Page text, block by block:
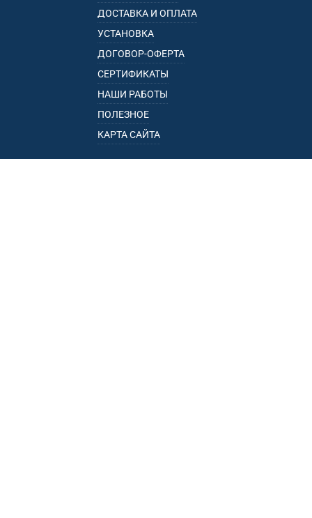
ДОСТАВКА И ОПЛАТА
УСТАНОВКА
ДОГОВОР-ОФЕРТА
СЕРТИФИКАТЫ
НАШИ РАБОТЫ
ПОЛЕЗНОЕ
КАРТА САЙТА